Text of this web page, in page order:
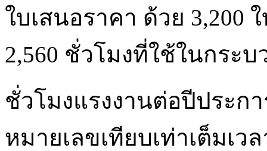
ใบเสนอราคา ด้วย 3,200
2,560 ชั่วโมงที่ใช้ในกระ
ชั่วโมงแรงงานต่อปีประ
หมายเลขเทียบเท่าเต็มเว